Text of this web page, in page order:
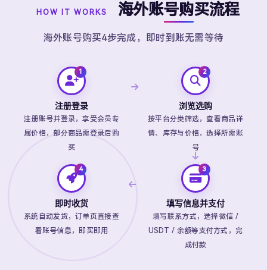
HOW IT WORKS 海外账号购买流程
海外账号购买4步完成，即时到账无需等待
注册登录
注册账号并登录，享受会员专
属价格，部分商品需登录后购
买
浏览选购
按平台分类筛选，查看商品详
情、库存与价格，选择所需账
号
填写信息并支付
填写联系方式，选择微信 /
USDT / 余额等支付方式，完
成付款
即时收货
系统自动发货，订单页直接查
看账号信息，即买即用